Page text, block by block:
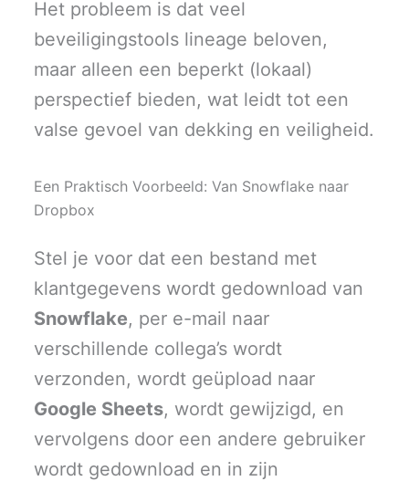
Het probleem is dat veel
beveiligingstools lineage beloven,
maar alleen een beperkt (lokaal)
perspectief bieden, wat leidt tot een
valse gevoel van dekking en veiligheid.
Een Praktisch Voorbeeld: Van Snowflake naar
Dropbox
Stel je voor dat een bestand met
klantgegevens wordt gedownload van
Snowflake, per e-mail naar
verschillende collega’s wordt
verzonden, wordt geüpload naar
Google Sheets, wordt gewijzigd, en
vervolgens door een andere gebruiker
wordt gedownload en in zijn